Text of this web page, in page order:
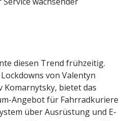
diesen Trend frühzeitig.
von Valentyn
Komarnytsky, bietet das
Angebot für Fahrradkuriere
über Ausrüstung und E-